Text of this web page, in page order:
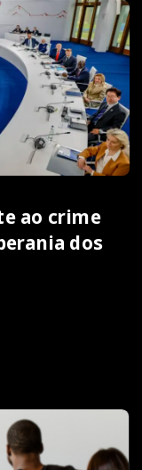
ao crime
dos